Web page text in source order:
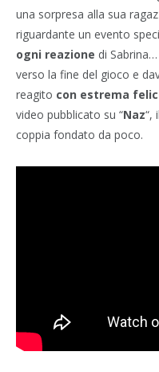
una sorpresa alla sua
riguardante un evento
ogni reazione di
verso la fine del gioco e
reagito con estrema
video pubblicato su “Naz“,
coppia fondato da poco.